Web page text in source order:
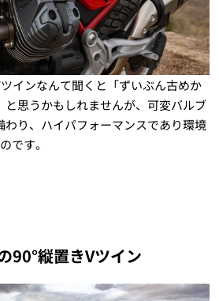
インなんて聞くと「ずいぶん古めか
と思うかもしれませんが、可変バルブ
わり、ハイパフォーマンスであり環境
です。
90°縦置きVツイン